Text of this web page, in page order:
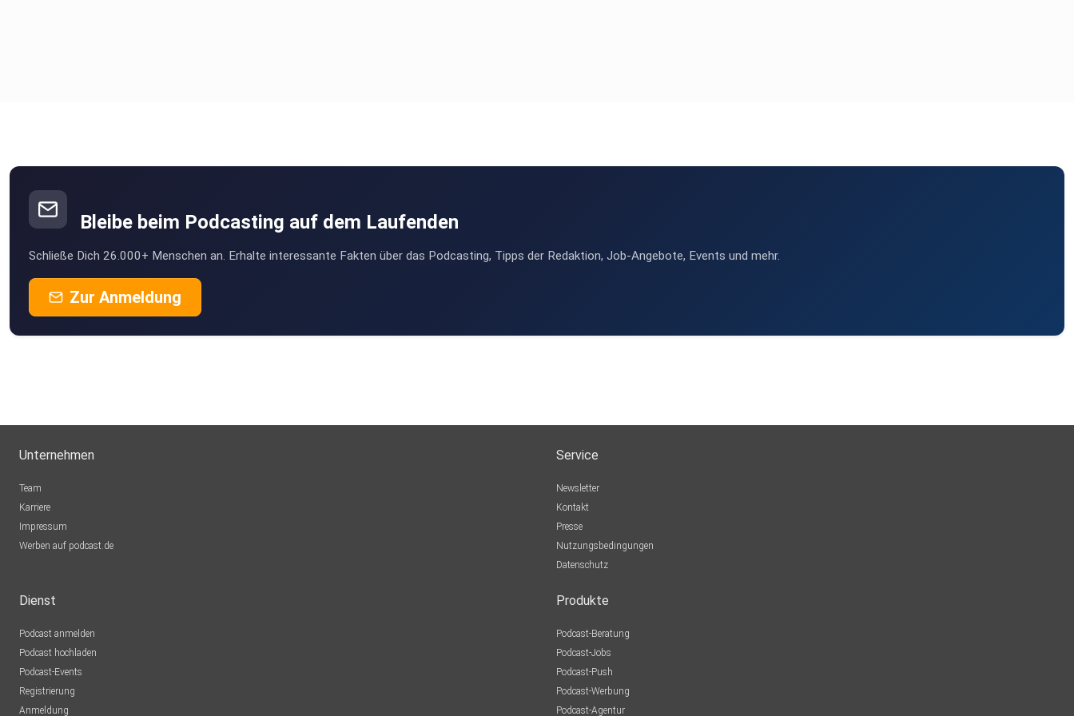
Bleibe beim Podcasting auf dem Laufenden
Schließe Dich 26.000+ Menschen an. Erhalte interessante Fakten über das Podcasting, Tipps der Redaktion, Job-Angebote, Events und mehr.
Zur Anmeldung
Unternehmen
Team
Karriere
Impressum
Werben auf podcast.de
Service
Newsletter
Kontakt
Presse
Nutzungsbedingungen
Datenschutz
Dienst
Podcast anmelden
Podcast hochladen
Podcast-Events
Registrierung
Anmeldung
Produkte
Podcast-Beratung
Podcast-Jobs
Podcast-Push
Podcast-Werbung
Podcast-Agentur